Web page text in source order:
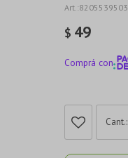
$ 49
Comprá con